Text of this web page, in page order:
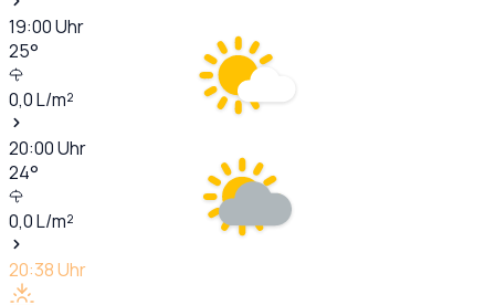
19:00Uhr
25°
0,0L/m²
20:00Uhr
24°
0,0L/m²
20:38Uhr